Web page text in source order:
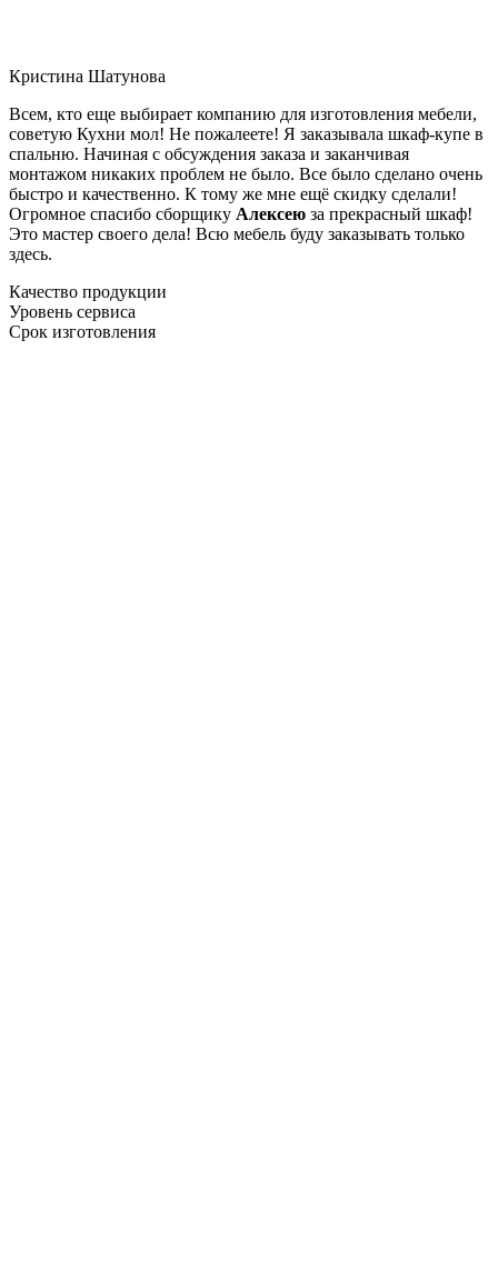
Кристина Шатунова
Всем, кто еще выбирает компанию для изготовления мебели,
советую Кухни мол! Не пожалеете! Я заказывала шкаф-купе в
спальню. Начиная с обсуждения заказа и заканчивая
монтажом никаких проблем не было. Все было сделано очень
быстро и качественно. К тому же мне ещё скидку сделали!
Огромное спасибо сборщику Алексею за прекрасный шкаф!
Это мастер своего дела! Всю мебель буду заказывать только
здесь.
Качество продукции
Уровень сервиса
Срок изготовления